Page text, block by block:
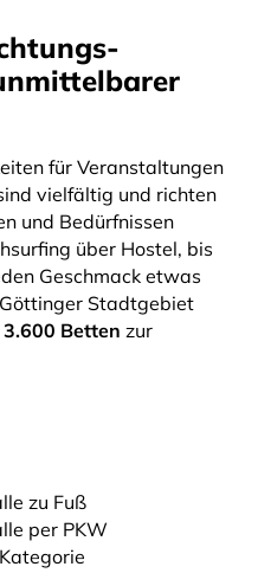
für Veranstaltungen
vielfältig und richten
und Bedürfnissen
über Hostel, bis
Geschmack etwas
Stadtgebiet
3.600 Betten zur
zu Fuß
per PKW
Kategorie